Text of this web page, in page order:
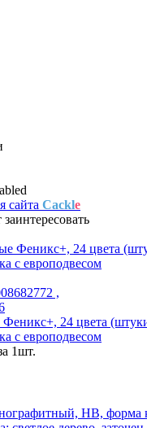
сайта Cackle
,
24 цвета
с европодвесом
1шт.